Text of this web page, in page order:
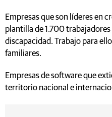
Empresas que son líderes en
plantilla de 1.700 trabajadores
discapacidad. Trabajo para
familiares.
Empresas de software que
territorio nacional e